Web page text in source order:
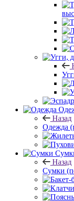
Назад
Одежда
Назад
Сумки